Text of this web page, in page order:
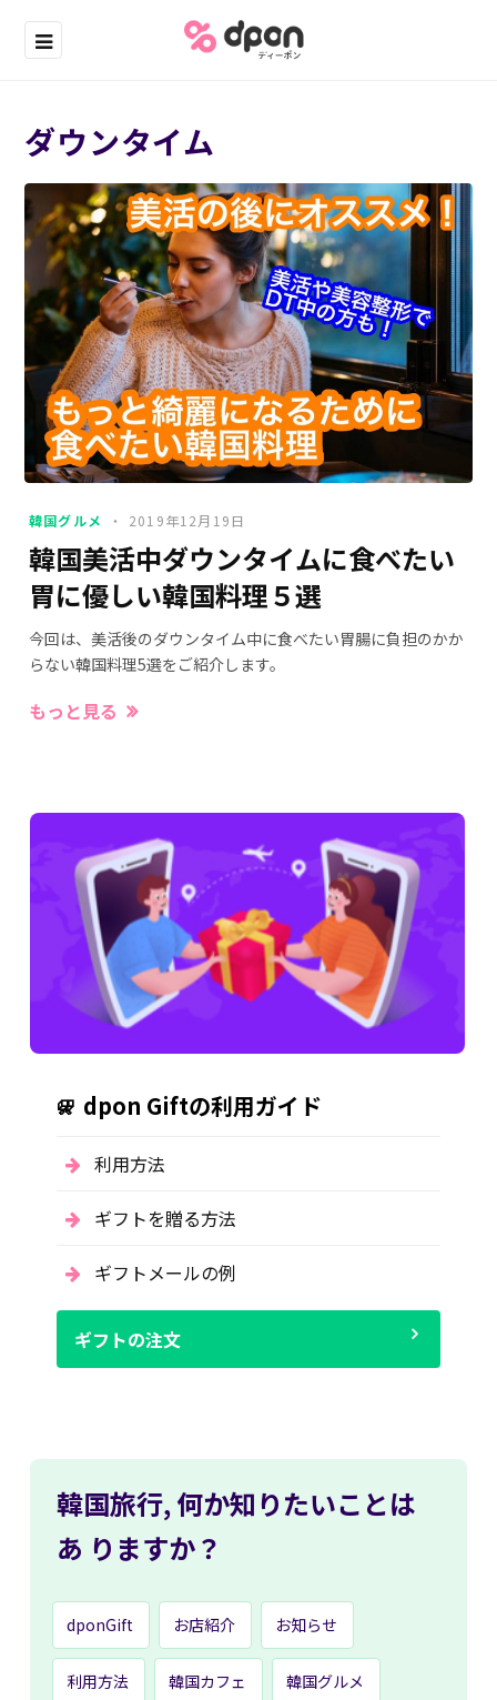
ダウンタイム
韓国グルメ 2019年12月19日
韓国美活中ダウンタイムに食べたい
胃に優しい韓国料理５選
今回は、美活後のダウンタイム中に食べたい胃腸に負担のかか
らない韓国料理5選をご紹介します。
もっと見る
dpon Giftの利用ガイド
利用方法
ギフトを贈る方法
ギフトメールの例
ギフトの注文
韓国旅行,何か知りたいことは
あ りますか？
dponGift お店紹介 お知らせ
利用方法 韓国カフェ 韓国グルメ